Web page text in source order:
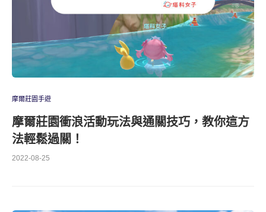
摩爾莊園手遊
摩爾莊園衝浪活動玩法與通關技巧，教你這方
法輕鬆過關！
2022-08-25